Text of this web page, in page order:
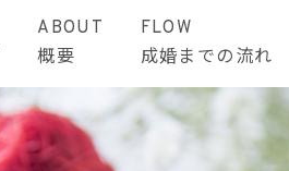
ABOUT
概要
FLOW
成婚までの流れ